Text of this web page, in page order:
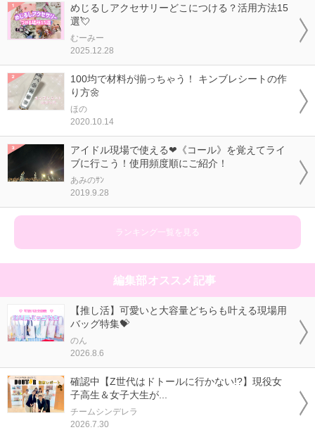
めじるしアクセサリーどこにつける？活用方法15
選💘
むーみー
2025.12.28
100均で材料が揃っちゃう！ キンブレシートの作
り方🌼
ほの
2020.10.14
アイドル現場で使える❤《コール》を覚えてライ
ブに行こう！使用頻度順にご紹介！
あみのｻﾝ
2019.9.28
ランキング一覧を見る
編集部オススメ記事
【推し活】可愛いと大容量どちらも叶える現場用
バッグ特集💝
のん
2026.8.6
確認中【Z世代はドトールに行かない!?】現役女
子高生＆女子大生が...
チームシンデレラ
2026.7.30